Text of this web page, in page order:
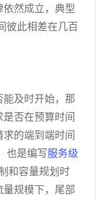
然成立，典型
彼此相差在几百
及时开始，那
否在预算时间
的端到端时间
也是编写服务级
和容量规划时
规模下，尾部